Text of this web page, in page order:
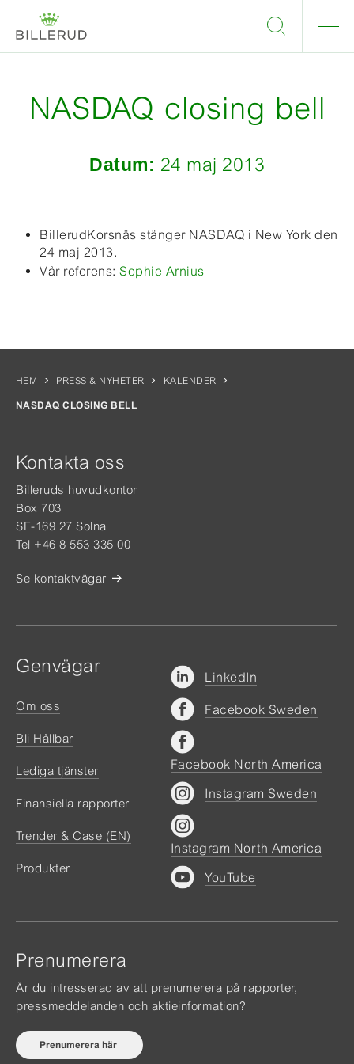
NASDAQ closing bell
Datum: 24 maj 2013
BillerudKorsnäs stänger NASDAQ i New York den
24 maj 2013.
Vår referens: Sophie Arnius
HEM PRESS & NYHETER KALENDER
NASDAQ CLOSING BELL
Kontakta oss
Billeruds huvudkontor
Box 703
SE-169 27 Solna
Tel +46 8 553 335 00
Se kontaktvägar
Genvägar
Om oss
Bli Hållbar
Lediga tjänster
Finansiella rapporter
Trender & Case (EN)
Produkter
Prenumerera
Är du intresserad av att prenumerera på rapporter,
pressmeddelanden och aktieinformation?
Prenumerera här
LinkedIn
Facebook Sweden
Facebook North America
Instagram Sweden
Instagram North America
YouTube